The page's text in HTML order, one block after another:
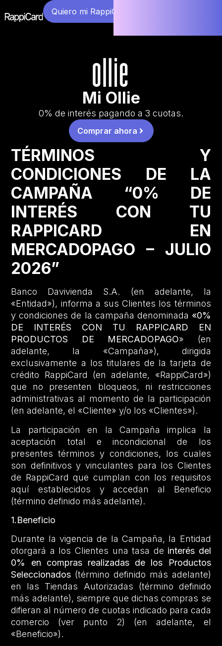
Quiero mi RappiCard
Mi Ollie
0% de interés pagando a 3 cuotas.
Comprar ahora
TÉRMINOS Y
CONDICIONES DE LA
CAMPAÑA “0% DE
INTERÉS CON TU
RAPPICARD EN
MERCADOPAGO – JULIO
2026”
Banco Davivienda S.A. (en adelante, la
«Entidad»), informa a sus Clientes los términos
y condiciones de la campaña denominada «0%
DE INTERÉS CON TU RAPPICARD EN
PRODUCTOS DE MERCADOPAGO» (en
adelante, la «Campaña»), dirigida
exclusivamente a los titulares de la tarjeta de
crédito RappiCard (en adelante, «RappiCard»)
que no presenten bloqueos, ni restricciones
administrativas al momento de la participación
(en adelante, el «Cliente» y/o los «Clientes»).
La participación en la Campaña implica la
aceptación total e incondicional de los
presentes términos y condiciones, los cuales
son definitivos y vinculantes para los Clientes
de RappiCard que cumplan con los requisitos
aquí establecidos y accedan al Beneficio
(término definido más adelante).
1.Beneficio
Durante la vigencia de la Campaña, la Entidad
otorgará a los Clientes una tasa de interés del
0% en compras realizadas de los Productos
Seleccionados (término definido más adelante)
en las Tiendas Autorizadas (término definido
más adelante), siempre que dichas compras se
difieran al número de cuotas indicado para cada
comercio (ver punto 2) (en adelante, el
«Beneficio»).